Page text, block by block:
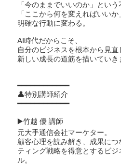
「今のままでいいのか」という
「ここから何を変えればいいか
明確な行動に変わる。
AI時代だからこそ、
自分のビジネスを根本から見直
新しい成長の道筋を描いていき
━━━━━━━━━━━━
👤特別講師紹介
━━━━━━━━━━━━
▶️竹越 優 講師
元大手通信会社マーケター。
顧客心理を読み解き、成果に
ティング戦略を得意とするビ
ル。